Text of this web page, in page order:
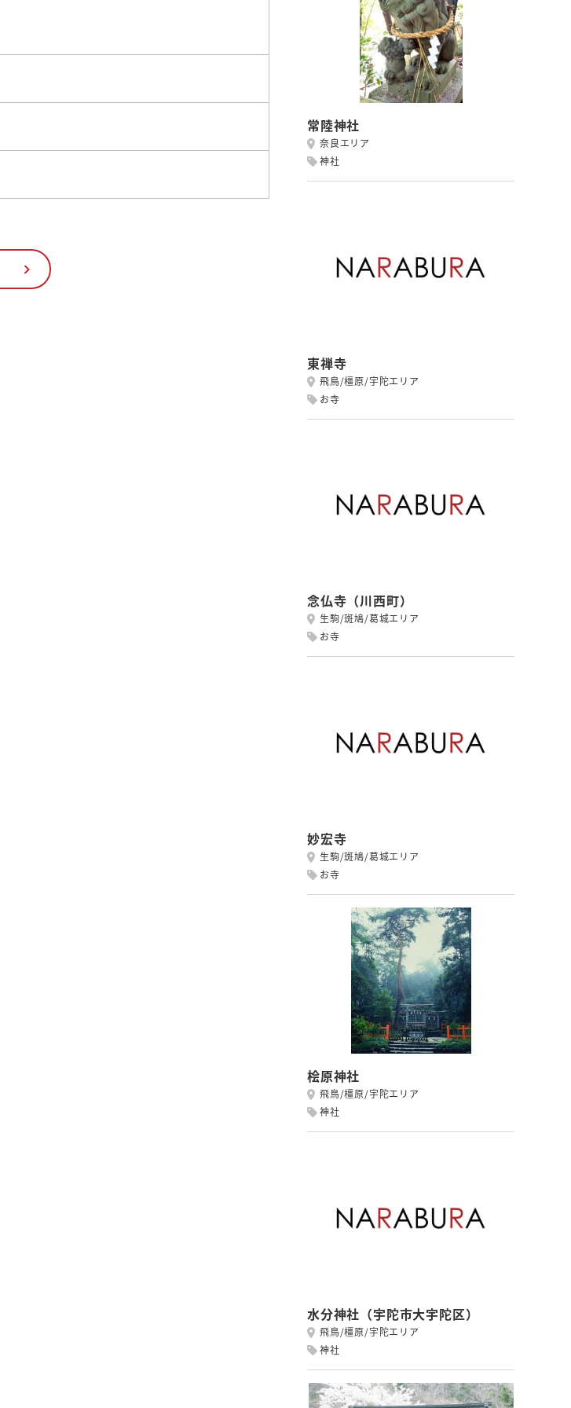
常陸神社
奈良エリア
神社
東禅寺
飛鳥/橿原/宇陀エリア
お寺
念仏寺（川西町）
生駒/斑鳩/葛城エリア
お寺
妙宏寺
生駒/斑鳩/葛城エリア
お寺
桧原神社
飛鳥/橿原/宇陀エリア
神社
水分神社（宇陀市大宇陀区）
飛鳥/橿原/宇陀エリア
神社